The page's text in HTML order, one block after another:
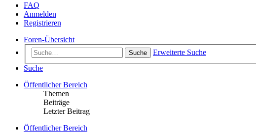
FAQ
Anmelden
Registrieren
Foren-Übersicht
Suche
Erweiterte Suche
Suche
Öffentlicher Bereich
Themen
Beiträge
Letzter Beitrag
Öffentlicher Bereich